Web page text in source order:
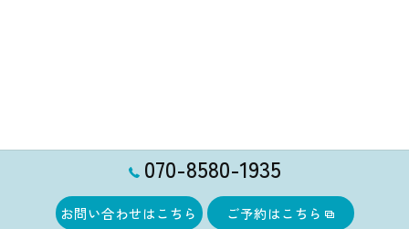
070-8580-1935
お問い合わせはこちら ご予約はこちら